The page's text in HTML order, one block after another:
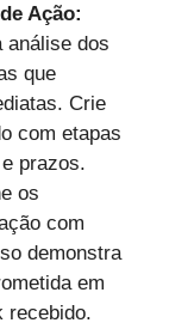
Ação:
análise dos
que
Crie
com etapas
prazos.
os
com
demonstra
em
recebido.